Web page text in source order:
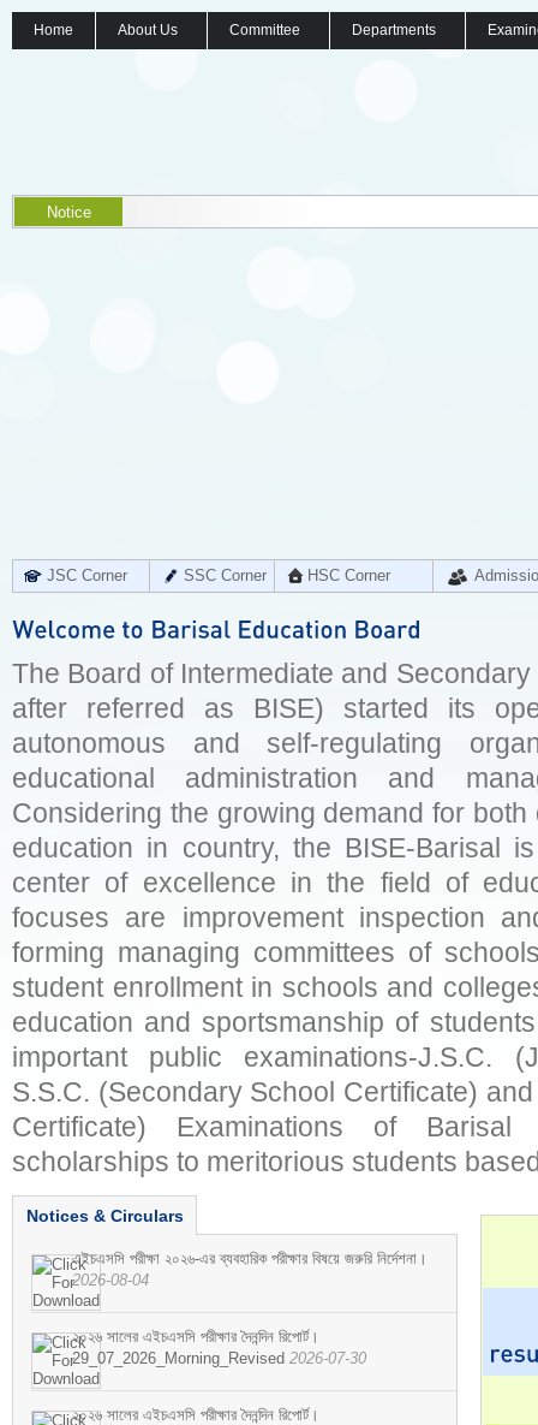
Home About Us Committee Departments
Notice
JSC Corner SSC Corner HSC Corner
The Board of Intermediate and
after referred as BISE) started its
autonomous and self-regulating
educational administration and
Considering the growing demand for
education in country, the BISE-Barisal
center of excellence in the field of
focuses are improvement inspection
forming managing committees of
student enrollment in schools and
education and sportsmanship of
important public examinations-J.S.C.
S.S.C. (Secondary School Certificate)
Certificate) Examinations of
scholarships to meritorious students
Notices & Circulars
এইচএসসি পরীক্ষা ২০২৬-এর ব্যবহারিক পরীক্ষার বিষয়ে জরুরি নির্দেশনা।
2026-08-04
২০২৬ সালের এইচএসসি পরীক্ষার দৈনন্দিন রিপোর্ট।
29_07_2026_Morning_Revised 2026-07-30
২০২৬ সালের এইচএসসি পরীক্ষার দৈনন্দিন রিপোর্ট।